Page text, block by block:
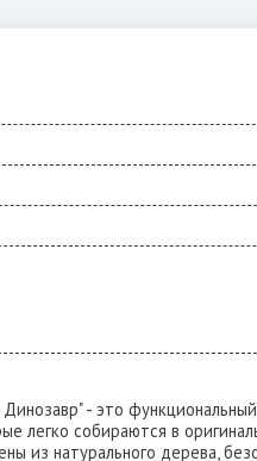
- это
легко собираются в
из натурального дерева,